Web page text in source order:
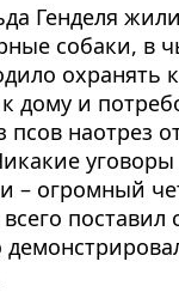
Генделя
собаки, в
охранять
к дому и
наотрез
– огромный
поставил